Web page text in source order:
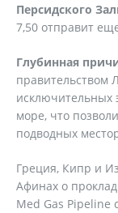
Персидского
7,50 отправит
Глубинная
правительством
исключительных
море, что
подводных
Греция, Кипр и
Афинах о
Med Gas Pipeline